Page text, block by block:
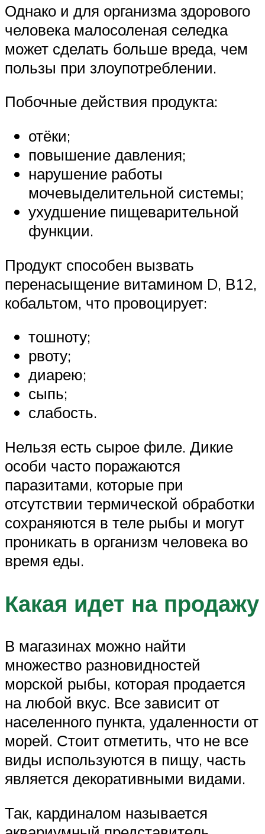
Однако и для организма здорового
человека малосоленая селедка
может сделать больше вреда, чем
пользы при злоупотреблении.
Побочные действия продукта:
отёки;
повышение давления;
нарушение работы
мочевыделительной системы;
ухудшение пищеварительной
функции.
Продукт способен вызвать
перенасыщение витамином D, В12,
кобальтом, что провоцирует:
тошноту;
рвоту;
диарею;
сыпь;
слабость.
Нельзя есть сырое филе. Дикие
особи часто поражаются
паразитами, которые при
отсутствии термической обработки
сохраняются в теле рыбы и могут
проникать в организм человека во
время еды.
Какая идет на продажу
В магазинах можно найти
множество разновидностей
морской рыбы, которая продается
на любой вкус. Все зависит от
населенного пункта, удаленности от
морей. Стоит отметить, что не все
виды используются в пищу, часть
является декоративными видами.
Так, кардиналом называется